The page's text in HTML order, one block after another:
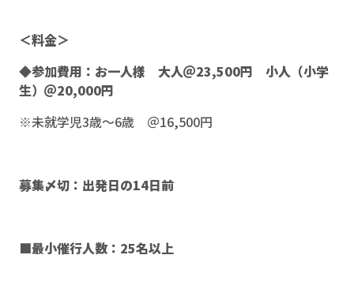
＜料金＞
◆参加費用：お一人様 大人＠23,500円 小人（小学
生）＠20,000円
※未就学児3歳～6歳 ＠16,500円
募集〆切：出発日の14日前
■最小催行人数：25名以上